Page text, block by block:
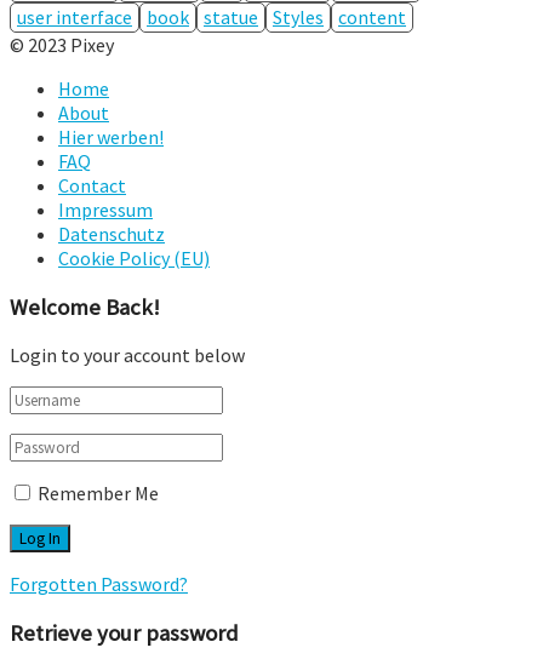
user interface
book statue Styles
content
© 2023 Pixey
Home
About
Hier werben!
FAQ
Contact
Impressum
Datenschutz
Cookie Policy (EU)
Welcome Back!
Login to your account below
Remember Me
Forgotten Password?
Retrieve your password